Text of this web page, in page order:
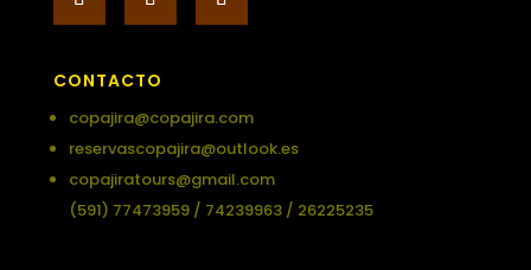
CONTACTO
copajira@copajira.com
reservascopajira@outlook.es
copajiratours@gmail.com
(591) 77473959 / 74239963 / 26225235